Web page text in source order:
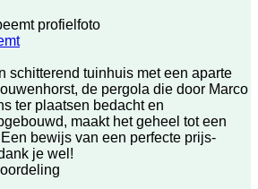
schitterend tuinhuis met een aparte
de pergola die door Marco
ter plaatsen bedacht en
maakt het geheel tot een
bewijs van een perfecte prijs-
je wel!